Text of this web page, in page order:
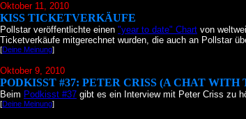
Oktober 11, 2010
KISS TICKETVERKÄUFE
Pollstar veröffentlichte einen "year to date" Chart von
Ticketverkäufe mitgerechnet wurden, die auch an Pollstar
[Deine Meinung]
Oktober 9, 2010
PODKISST #37: PETER CRISS (A CHAT WITH
Beim Podkisst #37 gibt es ein Interview mit Peter Criss zu
[Deine Meinung]